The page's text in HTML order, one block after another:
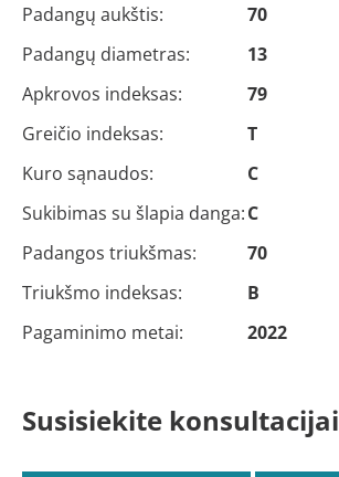
Padangų aukštis:
70
Padangų diametras:
13
Apkrovos indeksas:
79
Greičio indeksas:
T
Kuro sąnaudos:
C
Sukibimas su šlapia danga:C
Padangos triukšmas:
70
Triukšmo indeksas:
B
Pagaminimo metai:
2022
Susisiekite konsultacijai